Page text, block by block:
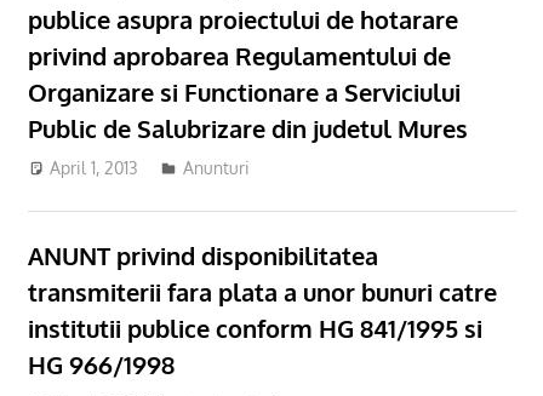
publice asupra proiectului de hotarare
privind aprobarea Regulamentului de
Organizare si Functionare a Serviciului
Public de Salubrizare din judetul Mures
April 1, 2013 Anunturi
ANUNT privind disponibilitatea
transmiterii fara plata a unor bunuri catre
institutii publice conform HG 841/1995 si
HG 966/1998